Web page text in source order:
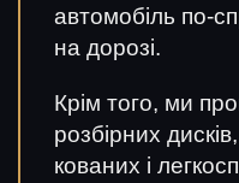
автомобіль по-
на дорозі.
Крім того, ми
розбірних
кованих і